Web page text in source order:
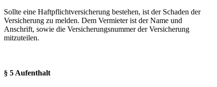
Sollte eine Haftpflichtversicherung bestehen, ist der Schaden der
Versicherung zu melden. Dem Vermieter ist der Name und
Anschrift, sowie die Versicherungsnummer der Versicherung
mitzuteilen.
§ 5 Aufenthalt